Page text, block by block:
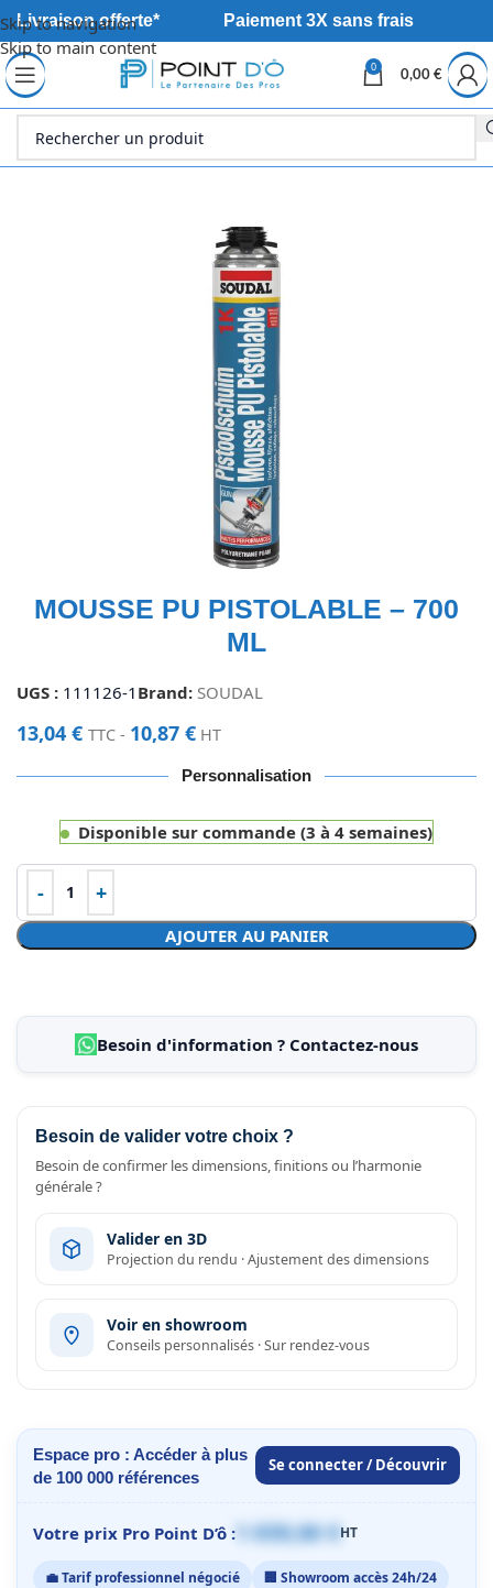
Skip to navigation
Skip to main content
Livraison offerte* Paiement 3X sans frais
0
0,00 €
Accueil Déstockage
MOUSSE PU PISTOLABLE – 700
ML
UGS : 111126-1 Brand: SOUDAL
13,04 € TTC - 10,87 € HT
Personnalisation
Disponible sur commande (3 à 4 semaines)
AJOUTER AU PANIER
Besoin d'information ? Contactez-nous
Besoin de valider votre choix ?
Besoin de confirmer les dimensions, finitions ou l’harmonie
générale ?
Valider en 3D
Projection du rendu · Ajustement des dimensions
Voir en showroom
Conseils personnalisés · Sur rendez-vous
Espace pro : Accéder à plus
de 100 000 références
Se connecter / Découvrir
Votre prix Pro Point D’ô : 1 059,00 €HT
💼 Tarif professionnel négocié
🏢 Showroom accès 24h/24